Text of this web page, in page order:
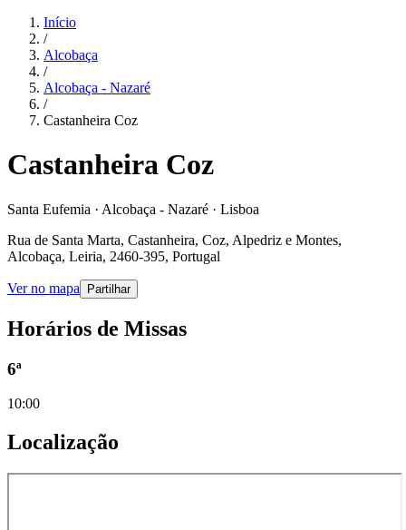
Início
/
Alcobaça
/
Alcobaça - Nazaré
/
Castanheira Coz
Castanheira Coz
Santa Eufemia · Alcobaça - Nazaré · Lisboa
Rua de Santa Marta, Castanheira, Coz, Alpedriz e Montes,
Alcobaça, Leiria, 2460-395, Portugal
Ver no mapa Partilhar
Horários de Missas
6ª
10:00
Localização